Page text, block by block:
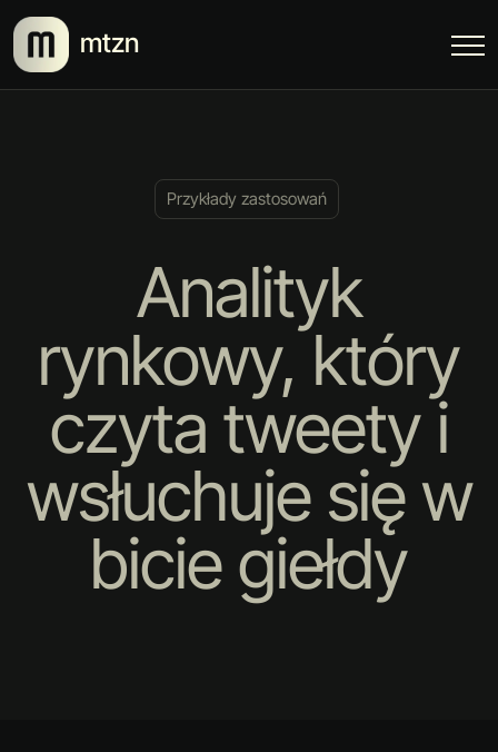
mtzn
Przykłady zastosowań
Analityk
rynkowy, który
czyta tweety i
wsłuchuje się w
bicie giełdy